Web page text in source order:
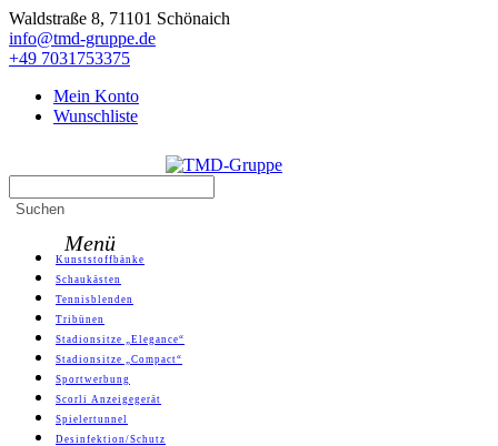
Skip
to
content
Waldstraße 8, 71101 Schönaich
info@tmd-gruppe.de
+49 7031753375
Mein Konto
Wunschliste
TMD-Gruppe
for:
Suchen
Primary
Menu
Menü
Kunststoffbänke
Schaukästen
Tennisblenden
Tribünen
Stadionsitze „Elegance“
Stadionsitze „Compact“
Sportwerbung
Scorli Anzeigegerät
Spielertunnel
Desinfektion/Schutz